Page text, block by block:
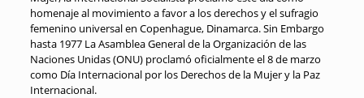
homenaje al movimiento a favor a los derechos y el sufragio
femenino universal en Copenhague, Dinamarca. Sin Embargo
hasta 1977 La Asamblea General de la Organización de las
Naciones Unidas (ONU) proclamó oficialmente el 8 de marzo
como Día Internacional por los Derechos de la Mujer y la Paz
Internacional.